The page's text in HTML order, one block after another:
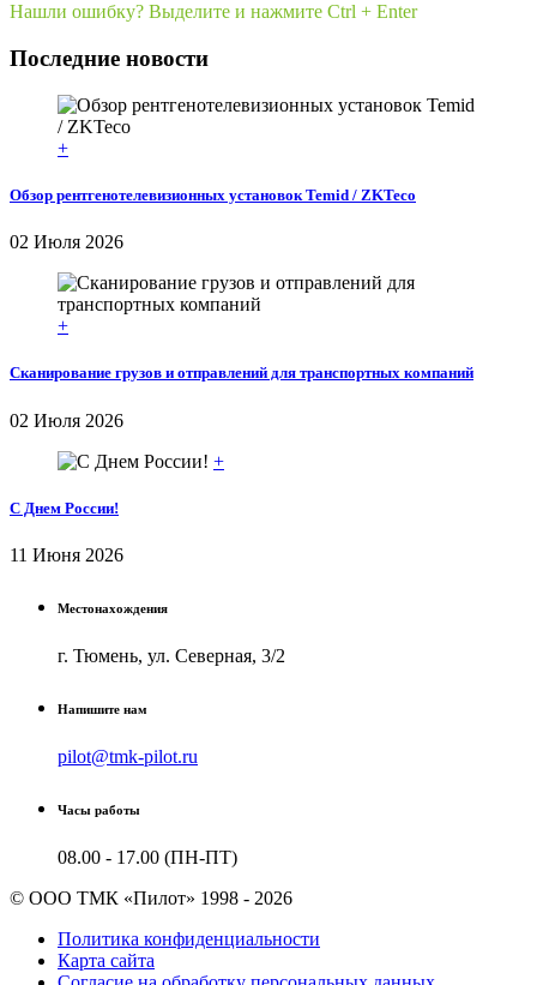
Нашли ошибку? Выделите и нажмите Ctrl + Enter
Последние новости
+
Обзор рентгенотелевизионных установок Temid / ZKTeco
02 Июля 2026
+
Сканирование грузов и отправлений для транспортных компаний
02 Июля 2026
+
С Днем России!
11 Июня 2026
Местонахождения
г. Тюмень, ул. Северная, 3/2
Напишите нам
pilot@tmk-pilot.ru
Часы работы
08.00 - 17.00 (ПН-ПТ)
© ООО ТМК «Пилот» 1998 - 2026
Политика конфиденциальности
Карта сайта